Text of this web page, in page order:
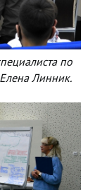
по
Линник.